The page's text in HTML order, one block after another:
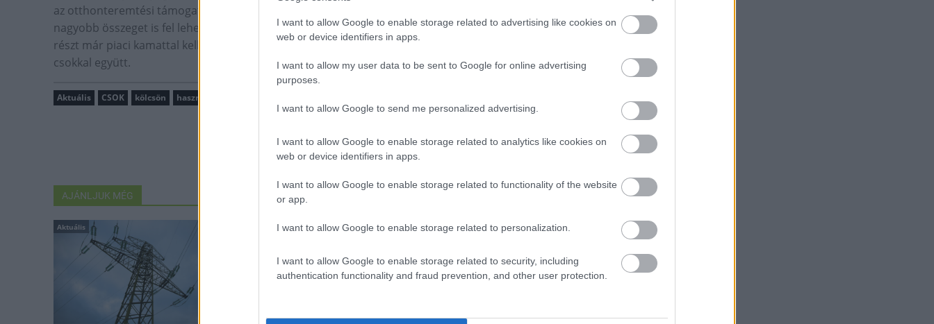
I want to allow Google to enable storage related to advertising like cookies on
web or device identifiers in apps.
I want to allow my user data to be sent to Google for online advertising
purposes.
I want to allow Google to send me personalized advertising.
I want to allow Google to enable storage related to analytics like cookies on
web or device identifiers in apps.
I want to allow Google to enable storage related to functionality of the website
or app.
I want to allow Google to enable storage related to personalization.
I want to allow Google to enable storage related to security, including
authentication functionality and fraud prevention, and other user protection.
az otthonteremtési támogatásokkal, a kamattámogatott hitelek esetén a maximálisnál kisebb, illetve
nagyobb összeget is fel lehet venni, utóbbi esetében azonban a kamattámogatott összeghatár feletti
részt már piaci kamattal kell törleszteni, és a kamattámogatott hitel önmagában nem kérhető, csak a
csokkal együtt.
Aktuális CSOK kölcsön használt ingatlan
AJÁNLJUK MÉG
Aktuális Aktuális